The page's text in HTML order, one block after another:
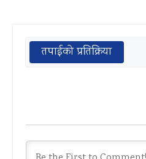
तपाईको प्रतिक्रिया